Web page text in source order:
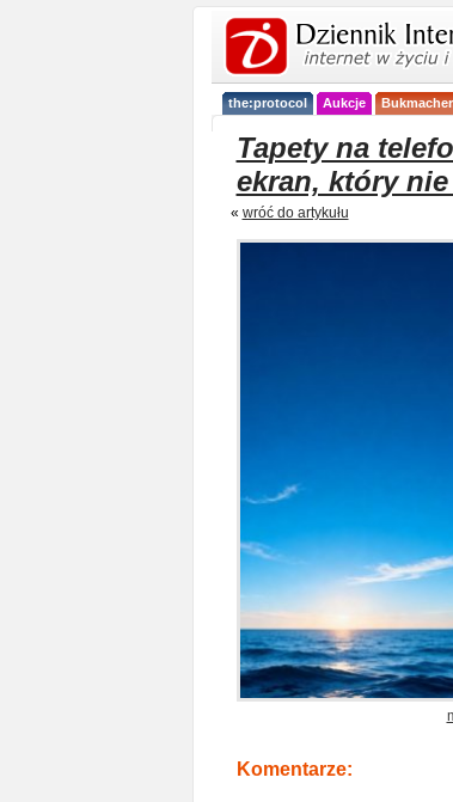
the:protocol Aukcje
Tapety na
ekran, który
« wróć do artykułu
Komentarze: